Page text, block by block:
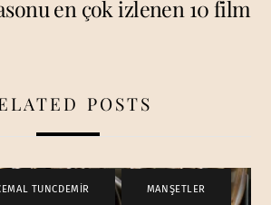
en çok izlenen 10 film
POSTS
TUNCDEMİR , MANŞETLER